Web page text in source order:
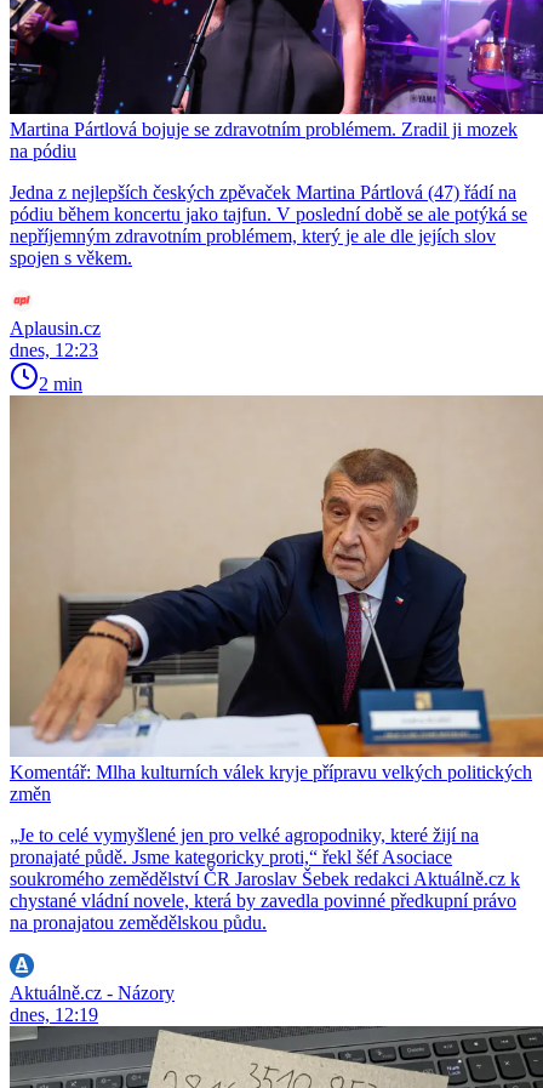
Martina Pártlová bojuje se zdravotním problémem. Zradil ji mozek
na pódiu
Jedna z nejlepších českých zpěvaček Martina Pártlová (47) řádí na
pódiu během koncertu jako tajfun. V poslední době se ale potýká se
nepříjemným zdravotním problémem, který je ale dle jejích slov
spojen s věkem.
Aplausin.cz
dnes, 12:23
2 min
Komentář: Mlha kulturních válek kryje přípravu velkých politických
změn
„Je to celé vymyšlené jen pro velké agropodniky, které žijí na
pronajaté půdě. Jsme kategoricky proti,“ řekl šéf Asociace
soukromého zemědělství ČR Jaroslav Šebek redakci Aktuálně.cz k
chystané vládní novele, která by zavedla povinné předkupní právo
na pronajatou zemědělskou půdu.
Aktuálně.cz - Názory
dnes, 12:19